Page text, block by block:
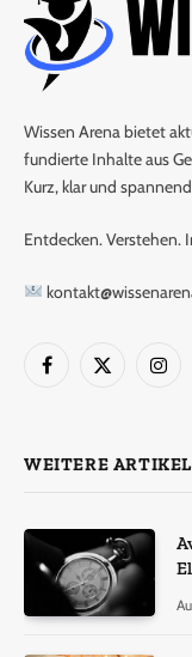
Wissen Arena bietet
fundierte Inhalte aus
Kurz, klar und
Entdecken. Verstehen.
Facebook
X
WEITERE ARTIKEL